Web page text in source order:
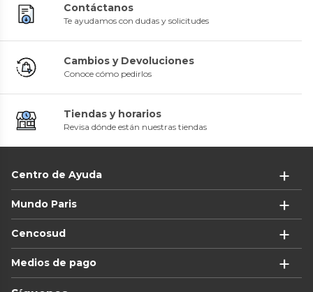
Contáctanos
Te ayudamos con dudas y solicitudes
Cambios y Devoluciones
Conoce cómo pedirlos
Tiendas y horarios
Revisa dónde están nuestras tiendas
Centro de Ayuda
Mundo Paris
Cencosud
Medios de pago